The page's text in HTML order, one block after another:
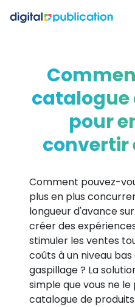
catalogue
pour
convertir
Comment pouvez-
plus en plus
longueur d'avance
créer des
stimuler les ventes
coûts à un niveau
gaspillage ? La
simple que vous ne
catalogue de produits.